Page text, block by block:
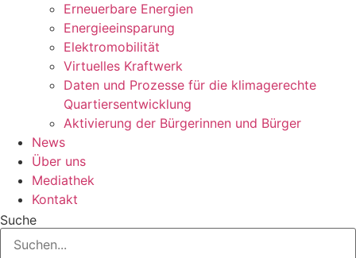
Erneuerbare Energien
Energieeinsparung
Elektromobilität
Virtuelles Kraftwerk
Daten und Prozesse für die klimagerechte
Quartiersentwicklung
Aktivierung der Bürgerinnen und Bürger
News
Über uns
Mediathek
Kontakt
Suche